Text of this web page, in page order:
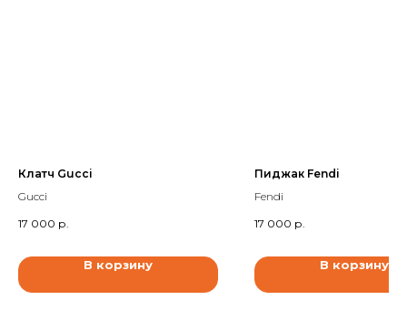
Клатч Gucci
Gucci
17 000 р.
В корзину
Пиджак Fendi
Fendi
17 000 р.
В корзину